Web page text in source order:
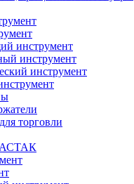
инструмент
инструмент
инструмент
торговли